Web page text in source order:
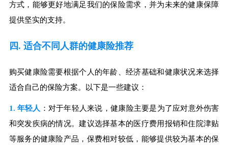
方式，能够更好地满足我们的保险需求，并为未来的健康保障
提供坚实的支持。
四. 适合不同人群的健康险推荐
购买健康险需要根据个人的年龄、经济基础和健康状况来选择
适合自己的保险方案。以下是一些建议：
1. 年轻人 ：对于年轻人来说，健康险主要是为了应对意外伤害
和突发疾病的情况。建议选择基本的医疗费用报销和住院津贴
等服务的健康险产品，保费相对较低，能够提供较为基本的保